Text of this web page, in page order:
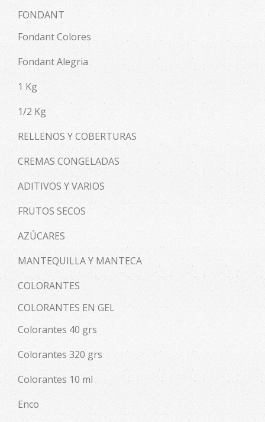
FONDANT
Fondant Colores
Fondant Alegria
1 Kg
1/2 Kg
RELLENOS Y COBERTURAS
CREMAS CONGELADAS
ADITIVOS Y VARIOS
FRUTOS SECOS
AZÚCARES
MANTEQUILLA Y MANTECA
COLORANTES
COLORANTES EN GEL
Colorantes 40 grs
Colorantes 320 grs
Colorantes 10 ml
Enco